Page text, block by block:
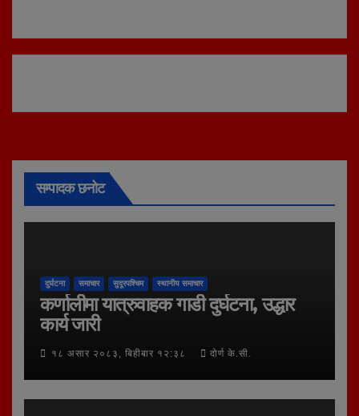
सम्पादक छनोट
दुर्घटना समाचार सुदूरपश्चिम स्थानीय समाचार
कर्णालीमा यात्रुवाहक गाडी दुर्घटना, उद्धार
कार्य जारी
१८ असार २०८३, बिहीबार १२:३८ दोर्ण के.सी.